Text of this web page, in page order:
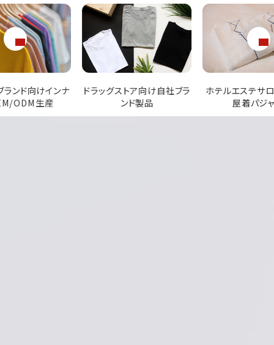
トア向け自社ブラ
ンド製品
ホテルエステサロン向け部
屋着パジャマ
スポーツブラン
性インナ